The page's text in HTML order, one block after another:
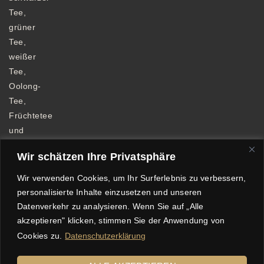
Wir schätzen Ihre Privatsphäre
Wir verwenden Cookies, um Ihr Surferlebnis zu verbessern,
personalisierte Inhalte einzusetzen und unseren
Datenverkehr zu analysieren. Wenn Sie auf „Alle
akzeptieren" klicken, stimmen Sie der Anwendung von
Cookies zu.
Datenschutzerklärung
Tee,
grüner
Tee,
weißer
Tee,
Oolong-
Tee,
Früchtetee
und
Allgemeine Geschäftsbedingungen
DatenschutzerklärungImpressum
Echtheit von Bewertungen